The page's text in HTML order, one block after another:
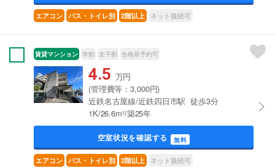
エアコン バス・トイレ別 2階以上 ネット接続可
賃貸マンション 学割 女子割 合格前予約可
4.5 万円
(管理費等：3,000円)
近鉄名古屋線/近鉄四日市駅 徒歩3分
1K/26.6m²/築25年
空室状況を確認する 無料
エアコン バス・トイレ別 2階以上 ネット接続可